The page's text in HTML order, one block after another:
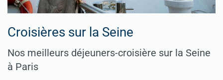
Croisières sur la Seine
Nos meilleurs déjeuners-croisière sur la Seine
à Paris